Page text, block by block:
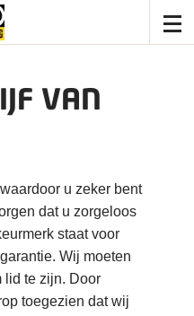
VAN
u zeker bent
dat u zorgeloos
staat voor
Wij moeten
lid te zijn. Door
toegezien dat wij